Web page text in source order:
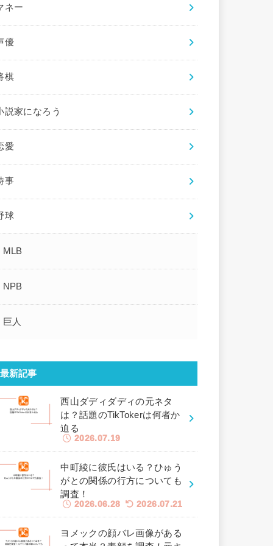
ネー
優
棋
説家になろう
愛
事
球
MLB
NPB
巨人
最新記事
西山ダディダディの元ネタ
は？話題のTikTokerは何者か
迫る
2026.07.19
中町綾に彼氏はいる？ひゅう
がとの関係の行方についても
調査！
2026.06.28 2026.07.21
ヨメックの顔バレ画像がある